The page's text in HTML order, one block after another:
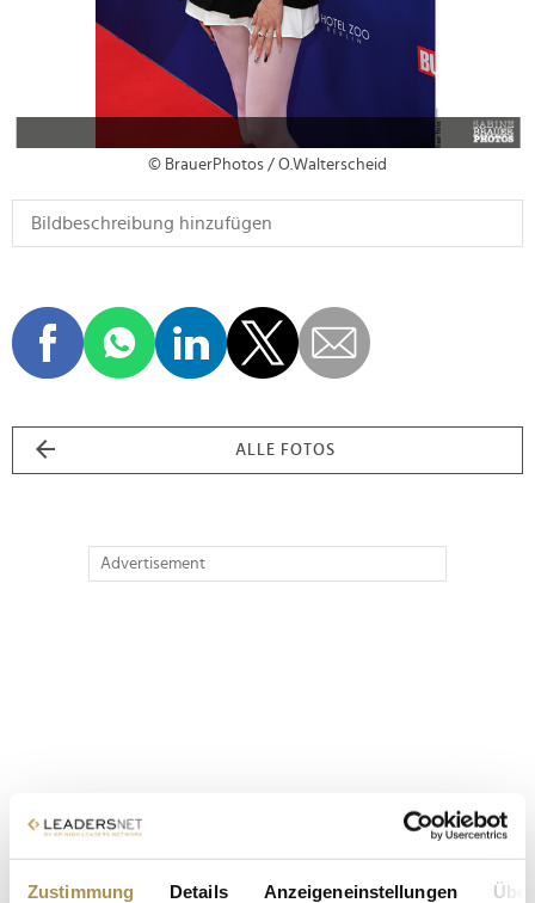
Zustimmung Details Anzeigeneinstellungen
© BrauerPhotos / O.Walterscheid
ALLE FOTOS
Advertisement